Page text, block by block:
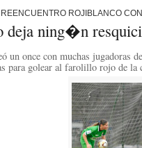
ROJIBLANCO
deja ning�n
un once con muchas jugadoras
para golear al farolillo rojo de la